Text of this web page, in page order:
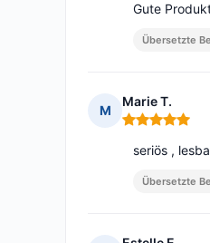
Gute
Übersetzte
M
Marie T.
Hinweis: 5
seriös ,
Übersetzte